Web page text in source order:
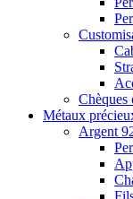
Chèques
Métaux
Argent